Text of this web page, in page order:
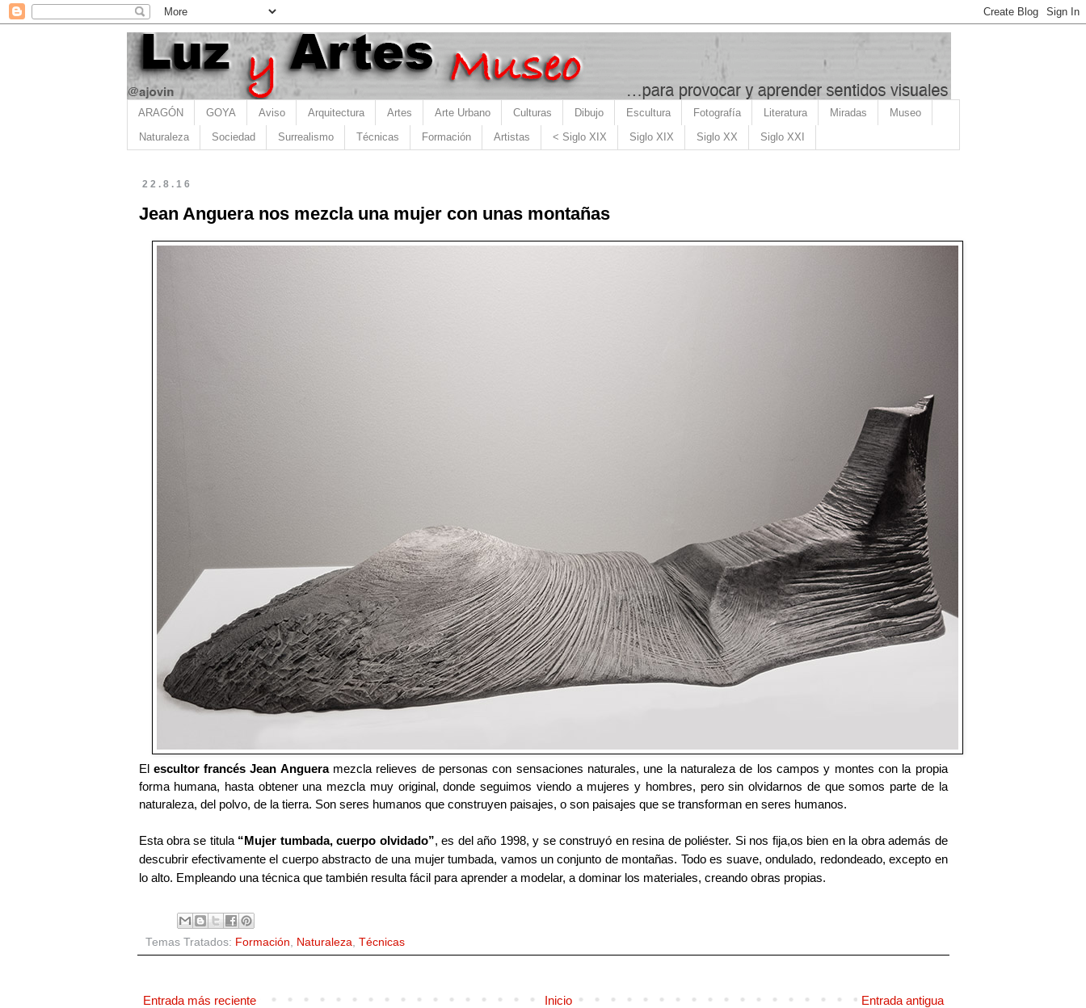
ARAGÓN GOYA Aviso Arquitectura Artes Arte Urbano Culturas Dibujo Escultura Fotografía Literatura Miradas Museo
Naturaleza Sociedad Surrealismo Técnicas Formación Artistas < Siglo XIX Siglo XIX Siglo XX Siglo XXI
22.8.16
Jean Anguera nos mezcla una mujer con unas montañas
El escultor francés Jean Angueramezcla relieves de personas con sensaciones naturales, une la naturaleza de los campos y montes con la propia
forma humana, hasta obtener una mezcla muy original, donde seguimos viendo a mujeres y hombres, pero sin olvidarnos de que somos parte de la
naturaleza, del polvo, de la tierra. Son seres humanos que construyen paisajes, o son paisajes que se transforman en seres humanos.
Esta obra se titula “Mujer tumbada, cuerpo olvidado”, es del año 1998, y se construyó en resina de poliéster. Si nos fija,os bien en la obra además de
descubrir efectivamente el cuerpo abstracto de una mujer tumbada, vamos un conjunto de montañas. Todo es suave, ondulado, redondeado, excepto en
lo alto. Empleando una técnica que también resulta fácil para aprender a modelar, a dominar los materiales, creando obras propias.
Temas Tratados: Formación Naturaleza Técnicas
Entrada más reciente Entrada antigua
Inicio